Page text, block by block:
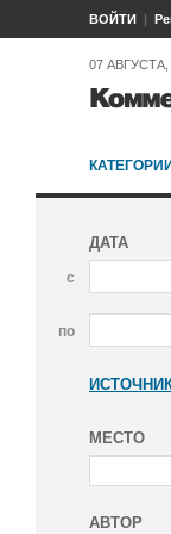
ВОЙТИ
07
КАТЕГОРИИ
ДАТА
с
по
МЕСТО
АВТОР